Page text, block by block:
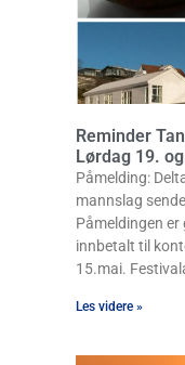
Reminder
Lørdag 19.
Påmelding:
mannslag
Påmeldingen
innbetalt til
15.mai.
Les videre »